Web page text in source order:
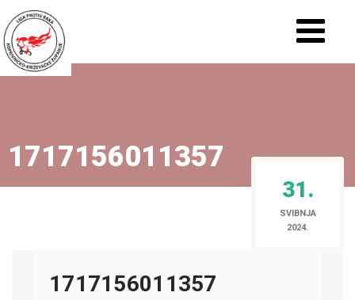
1717156011357
31.
SVIBNJA
2024.
1717156011357